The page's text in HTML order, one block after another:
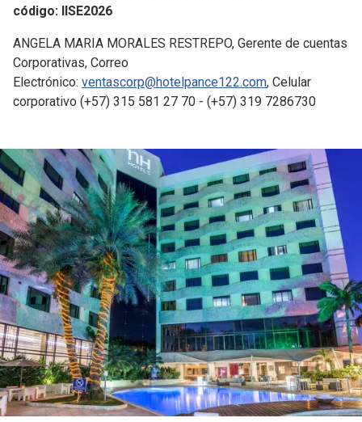
código: IISE2026
ANGELA MARIA MORALES RESTREPO, Gerente de cuentas
Corporativas, Correo
Electrónico: ventascorp@hotelpance122.com, Celular
corporativo (+57) 315 581 27 70 - (+57) 319 7286730